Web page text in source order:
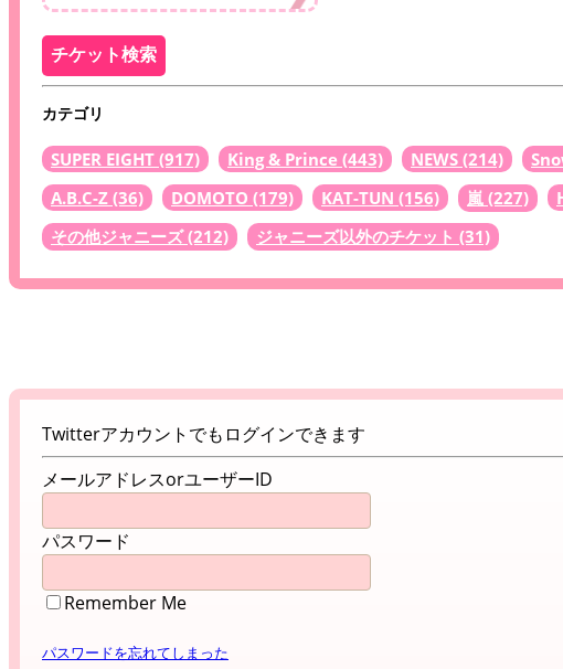
カテゴリ
SUPER EIGHT (917) King & Prince (443) NEWS (214)
A.B.C-Z (36) DOMOTO (179) KAT-TUN (156) 嵐 (227)
その他ジャニーズ(212) ジャニーズ以外のチケット (31)
Twitterアカウントでもログインできます
メールアドレスorユーザーID
パスワード
Remember Me
パスワードを忘れてしまった